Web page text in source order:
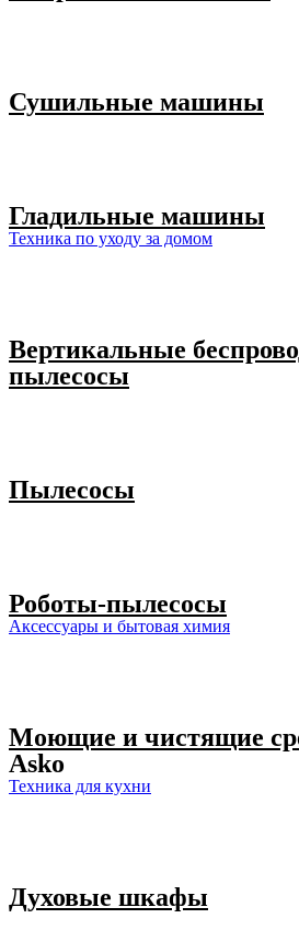
Сушильные машины
Гладильные машины
Техника по уходу за домом
Вертикальные
пылесосы
Пылесосы
Роботы-пылесосы
Аксессуары и бытовая химия
Моющие и чистящие
Asko
Техника для кухни
Духовые шкафы